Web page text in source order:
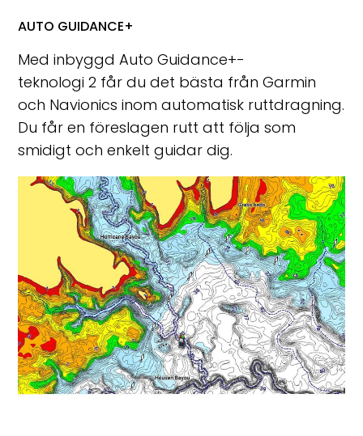
AUTO GUIDANCE+
Med inbyggd Auto Guidance+-
teknologi2 får du det bästa från Garmin
och Navionics inom automatisk ruttdragning.
Du får en föreslagen rutt att följa som
smidigt och enkelt guidar dig.